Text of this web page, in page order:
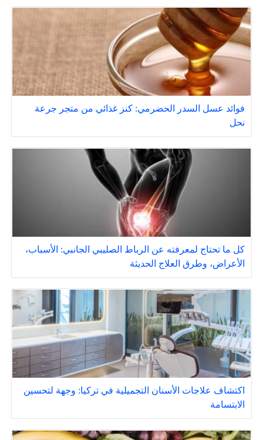
فوائد عسل السدر الحضرمي: كنز غذائي من متجر جرعة
نحل
كل ما تحتاج لمعرفته عن الرباط الصليبي الجانبي: الأسباب،
الأعراض، وطرق العلاج الحديثة
اكتشاف علاجات الأسنان التجميلية في تركيا: وجهة لتحسين
الابتسامة